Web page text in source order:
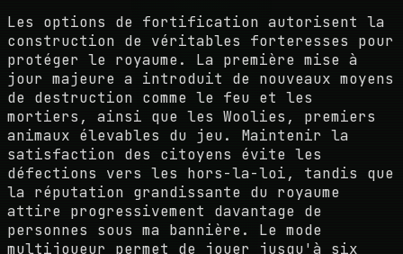
Les options de fortification autorisent la
construction de véritables forteresses pour
protéger le royaume. La première mise à
jour majeure a introduit de nouveaux moyens
de destruction comme le feu et les
mortiers, ainsi que les Woolies, premiers
animaux élevables du jeu. Maintenir la
satisfaction des citoyens évite les
défections vers les hors-la-loi, tandis que
la réputation grandissante du royaume
attire progressivement davantage de
personnes sous ma bannière. Le mode
multijoueur permet de jouer jusqu'à six